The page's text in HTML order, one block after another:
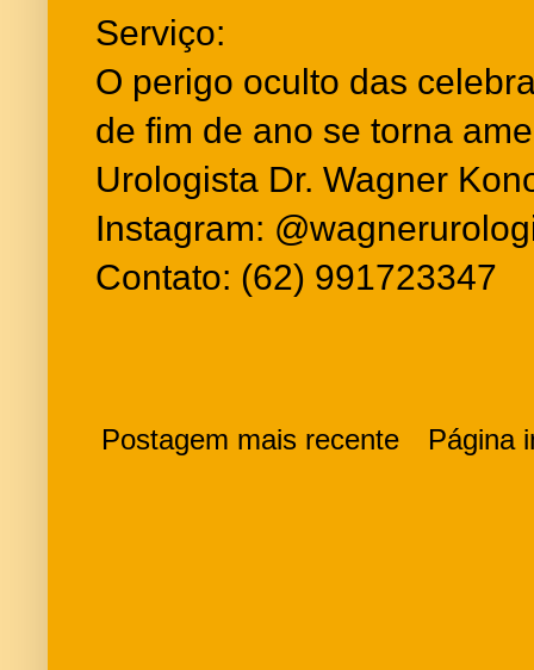
Serviço:
O perigo oculto das
de fim de ano se torna
Urologista Dr. Wagner
Instagram:
Contato: (62) 991723347
Postagem mais recente Página